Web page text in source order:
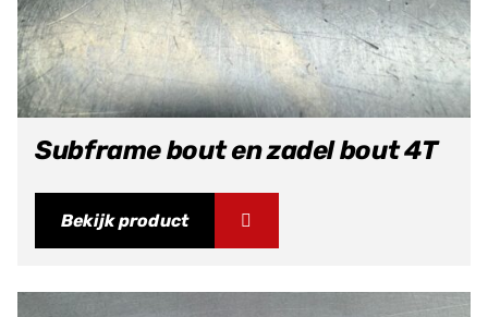
Subframe bout en zadel bout 4T
Bekijk product